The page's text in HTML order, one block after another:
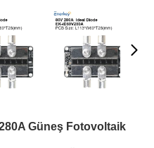
Güneş Fotovoltaik